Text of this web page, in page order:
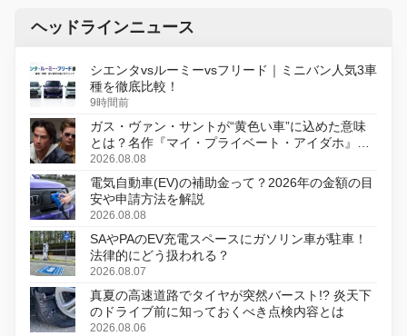
ヘッドラインニュース
シエンタvsルーミーvsフリード｜ミニバン人気3車
種を徹底比較！
9時間前
ガス・ヴァン・サントが“黄色い車”に込めた意味
とは？名作『マイ・プライベート・アイダホ』が
初のデジタルリマスター版で復活
2026.08.08
電気自動車(EV)の補助金って？2026年の金額の目
安や申請方法を解説
2026.08.08
SAやPAのEV充電スペースにガソリン車が駐車！
法律的にどう扱われる？
2026.08.07
真夏の高速道路でタイヤが突然バースト!? 炎天下
のドライブ前に知っておくべき点検内容とは
2026.08.06